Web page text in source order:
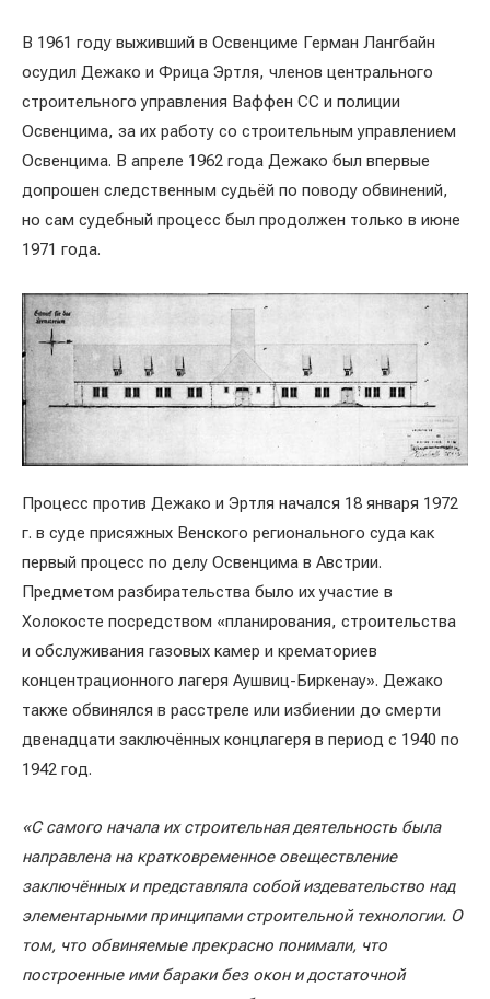
В 1961 году выживший в Освенциме Герман Лангбайн
осудил Дежако и Фрица Эртля, членов центрального
строительного управления Ваффен СС и полиции
Освенцима, за их работу со строительным управлением
Освенцима. В апреле 1962 года Дежако был впервые
допрошен следственным судьёй по поводу обвинений,
но сам судебный процесс был продолжен только в июне
1971 года.
Процесс против Дежако и Эртля начался 18 января 1972
г. в суде присяжных Венского регионального суда как
первый процесс по делу Освенцима в Австрии.
Предметом разбирательства было их участие в
Холокосте посредством «планирования, строительства
и обслуживания газовых камер и крематориев
концентрационного лагеря Аушвиц-Биркенау». Дежако
также обвинялся в расстреле или избиении до смерти
двенадцати заключённых концлагеря в период с 1940 по
1942 год.
«С самого начала их строительная деятельность была
направлена на кратковременное овеществление
заключённых и представляла собой издевательство над
элементарными принципами строительной технологии. О
том, что обвиняемые прекрасно понимали, что
построенные ими бараки без окон и достаточной